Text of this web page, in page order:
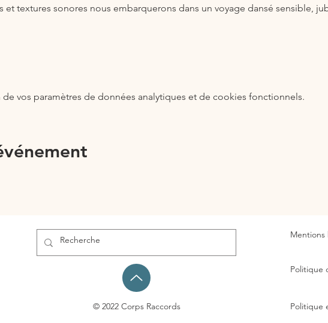
et textures sonores nous embarquerons dans un voyage dansé sensible,
vos paramètres de données analytiques et de cookies fonctionnels.
© 2022 Corps Raccords
Mentions
Politique
Politique